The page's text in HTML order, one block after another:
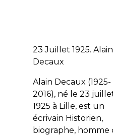
23 Juillet 1925. Alain
Decaux
Alain Decaux (1925-
2016), né le 23
1925 à Lille, est un
écrivain Historien,
biographe, homme